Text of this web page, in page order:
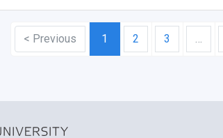
< Previous 1 2 3 …